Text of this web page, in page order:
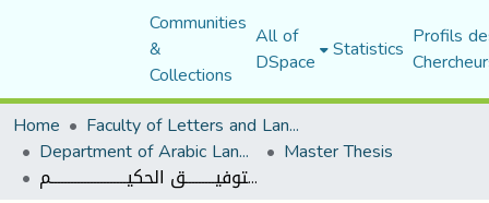
Communities
&
Collections
All of
DSpace Statistics Profils
Home
Faculty of Letters and Languages
Department of Arabic Language and Literature Master Thesis
سيميائية المكان و الشخصيات في رواية " الرباط المقدس " لتوفيـــــــــق الحكيـــــــــــــــــــــــم